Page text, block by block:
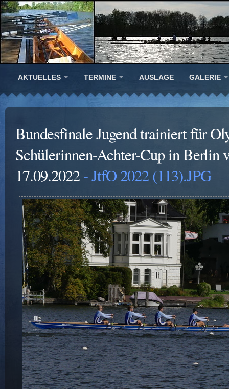
AKTUELLES TERMINE AUSLAGE GALERIE
Bundesfinale Jugend trainiert für
Schülerinnen-Achter-Cup in Berlin
17.09.2022- JtfO 2022 (113).JPG